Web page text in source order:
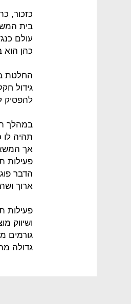
כזכור,
עולם
כהן הוא
החלטת
להפסיק
במהלך
תהיה לו
אך
פעילות
הדבר
ארוך
פעילות
ושיווק
גורמים
גדולה